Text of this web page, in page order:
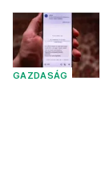
GAZDASÁG